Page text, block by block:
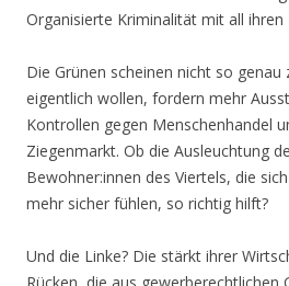
Organisierte Kriminalität mit all ihren
Die Grünen scheinen nicht so genau
eigentlich wollen, fordern mehr
Kontrollen gegen Menschenhandel
Ziegenmarkt. Ob die Ausleuchtung
Bewohner:innen des Viertels, die
mehr sicher fühlen, so richtig hilft?
Und die Linke? Die stärkt ihrer